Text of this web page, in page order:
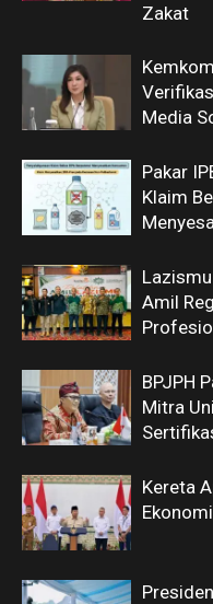
Zakat
Media
Pakar
Klaim
Amil
BPJPH
Mitra
Kereta